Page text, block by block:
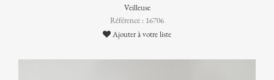
Veilleuse
Référence : 16706
Ajouter à votre liste